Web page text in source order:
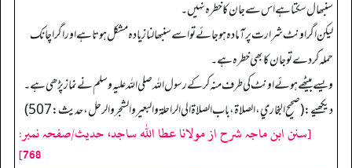
سنبھال سکتا ہے اس سے جان کا خطرہ نہیں۔
لیکن اگر اونٹ شرارت پر آمادہ ہوجائے تو اسے سنبھالنا زیادہ مشکل ہوتا ہےاور اگر اچانک
حملہ کردے تو جان کا بھی خطرہ ہے۔
ویسے بيٹھے ہوئے اونٹ کی طرف منہ کرکے رسول اللہ صلی اللہ علیہ وسلم نے نماز پڑھی ہے۔
دیکھیے: (صحيح البخاري، الصلاة، باب الصلاة الي الراحلة والبعير والشجر والرحل، حديث: 507)
[سنن ابن ماجہ شرح از مولانا عطا الله ساجد، حدیث/صفحہ نمبر:
768]